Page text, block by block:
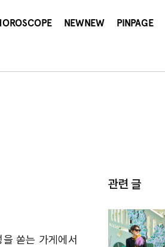
NEWNEW PINPAGE
쏟는 가게에서
관련 글